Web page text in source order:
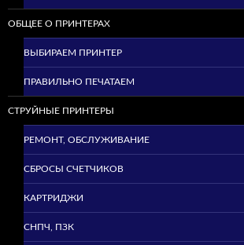
ОБЩЕЕ О ПРИНТЕРАХ
ВЫБИРАЕМ ПРИНТЕР
ПРАВИЛЬНО ПЕЧАТАЕМ
СТРУЙНЫЕ ПРИНТЕРЫ
РЕМОНТ, ОБСЛУЖИВАНИЕ
СБРОСЫ СЧЕТЧИКОВ
КАРТРИДЖИ
СНПЧ, ПЗК